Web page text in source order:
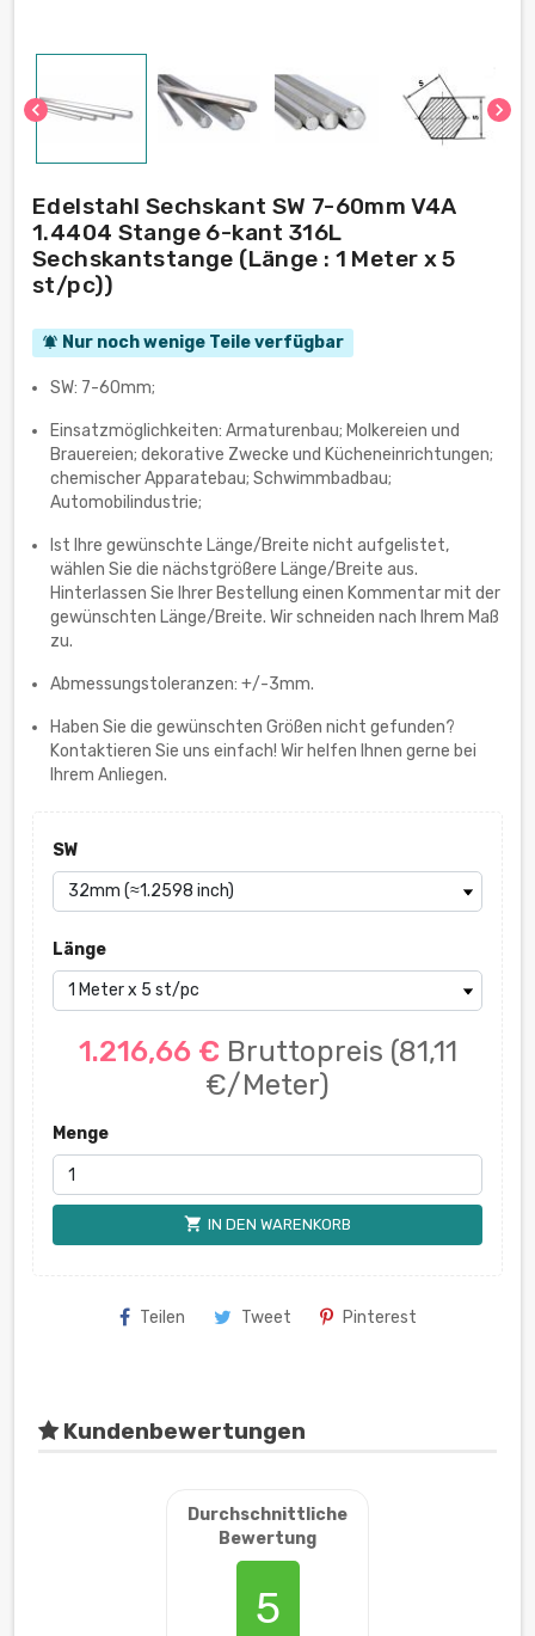
chevron_left chevron_right
Edelstahl Sechskant SW 7-60mm V4A
1.4404 Stange 6-kant 316L
Sechskantstange (Länge : 1 Meter x 5
st/pc))
notifications_active Nur noch wenige Teile verfügbar
SW: 7-60mm;
Einsatzmöglichkeiten: Armaturenbau; Molkereien und
Brauereien; dekorative Zwecke und Kücheneinrichtungen;
chemischer Apparatebau; Schwimmbadbau;
Automobilindustrie;
Ist Ihre gewünschte Länge/Breite nicht aufgelistet,
wählen Sie die nächstgrößere Länge/Breite aus.
Hinterlassen Sie Ihrer Bestellung einen Kommentar mit der
gewünschten Länge/Breite. Wir schneiden nach Ihrem Maß
zu.
Abmessungstoleranzen: +/-3mm.
Haben Sie die gewünschten Größen nicht gefunden?
Kontaktieren Sie uns einfach! Wir helfen Ihnen gerne bei
Ihrem Anliegen.
SW
Länge
1.216,66 € Bruttopreis (81,11
€/Meter)
Menge
shopping_cart IN DEN WARENKORB
Teilen Tweet Pinterest
Kundenbewertungen
Durchschnittliche
Bewertung
5